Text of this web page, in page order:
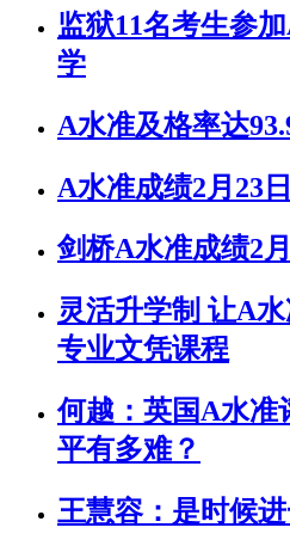
监狱11名考生参
学
A水准及格率达
A水准成绩2月23
剑桥A水准成绩2
灵活升学制 让A
专业文凭课程
何越：英国A水准
平有多难？
王慧容：是时候